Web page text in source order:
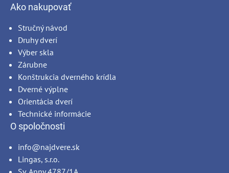
Ako nakupovať
Stručný návod
Druhy dverí
Výber skla
Zárubne
Konštrukcia dverného krídla
Dverné výplne
Orientácia dverí
Technické informácie
O spoločnosti
info@najdvere.sk
Lingas, s.r.o.